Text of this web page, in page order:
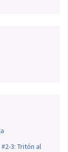
3: Tritón al